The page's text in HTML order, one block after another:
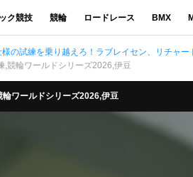
ク競技 競輪 ロードレース BMX
様の試練を乗り越えろ！ラブレイセン、リチャ
,競輪ワールドシリーズ2026,伊豆
輪ワールドシリーズ2026,伊豆